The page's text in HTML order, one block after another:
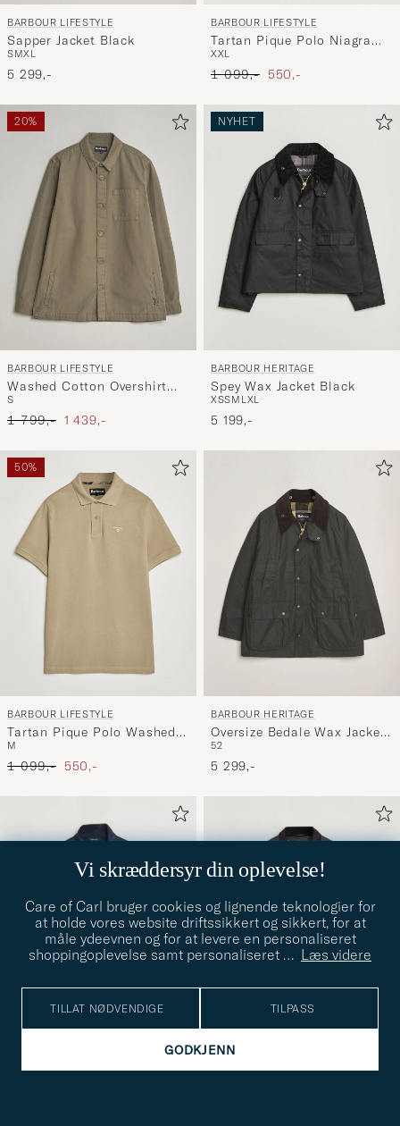
BARBOUR LIFESTYLE
Sapper Jacket Black
SMXL
5 299,-
BARBOUR LIFESTYLE
Tartan Pique Polo Niagra
Mist
XXL
Ordinær pris
1 099,- Nedsatt pris
550,-
20%
BARBOUR LIFESTYLE
Washed Cotton Overshirt
Smoky Olive
S
Ordinær pris
1 799,- Nedsatt pris
1 439,-
NYHET
BARBOUR HERITAGE
Spey Wax Jacket Black
XSSM LXL
5 199,-
50%
BARBOUR LIFESTYLE
Tartan Pique Polo Washed
Stone
M
Ordinær pris
1 099,- Nedsatt pris
550,-
BARBOUR HERITAGE
Oversize Bedale Wax Jacket
Sage
52
5 299,-
Vi skræddersyr din oplevelse!
Care of Carl bruger cookies og lignende teknologier for
at holde vores website driftssikkert og sikkert, for at
måle ydeevnen og for at levere en personaliseret
shoppingoplevelse samt personaliseret … Læs videre
TILLAT NØDVENDIGE TILPASS
GODKJENN